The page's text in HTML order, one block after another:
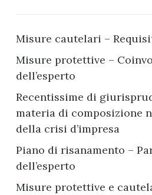
Misure cautelari –
Misure protettive –
dell’esperto
Recentissime di
materia di composizione
della crisi d’impresa
Piano di risanamento –
dell’esperto
Misure protettive e